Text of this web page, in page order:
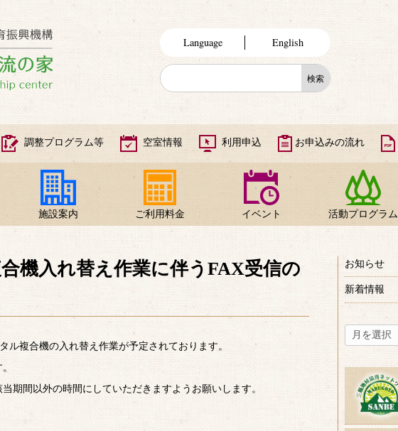
Language English
調整プログラム等 空室情報 利用申込 お申込みの流れ
施設案内 ご利用料金 イベント 活動プログラム
合機入れ替え作業に伴うFAX受信の
ル複合機の入れ替え作業が予定されております。
期間以外の時間にしていただきますようお願いします。
お知らせ
新着情報